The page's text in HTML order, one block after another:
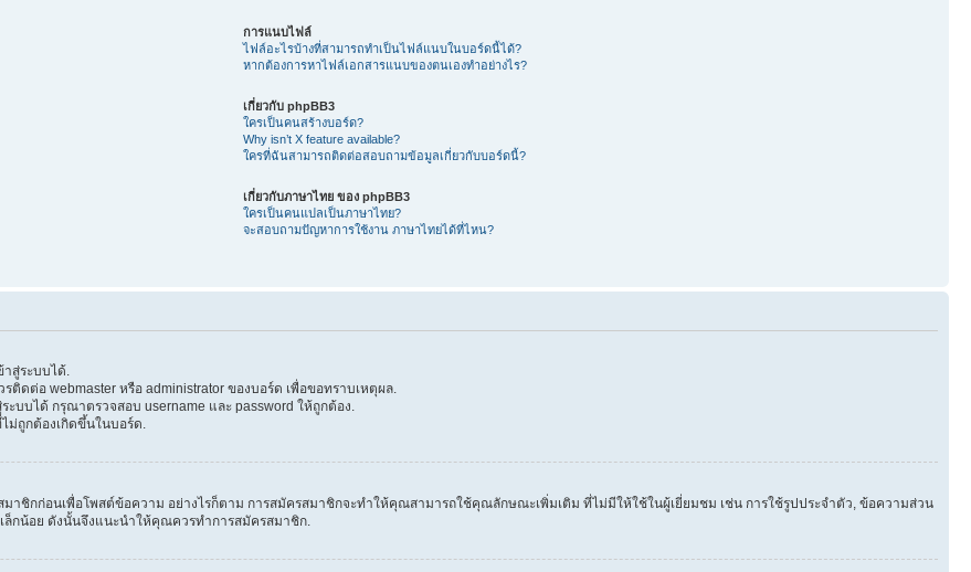
การแนบไฟล์
ไฟล์อะไรบ้างที่สามารถทำเป็นไฟล์แนบในบอร์ดนี้ได้?
หากต้องการหาไฟล์เอกสารแนบของตนเองทำอย่างไร?
เกี่ยวกับ phpBB3
ใครเป็นคนสร้างบอร์ด?
Why isn’t X feature available?
ใครที่ฉันสามารถติดต่อสอบถามข้อมูลเกี่ยวกับบอร์ดนี้?
เกี่ยวกับภาษาไทย ของ phpBB3
ใครเป็นคนแปลเป็นภาษาไทย?
จะสอบถามปัญหาการใช้งาน ภาษาไทยได้ที่ไหน?
สู่ระบบได้.
ต่อ webmaster หรือ administrator ของบอร์ด เพื่อขอทราบเหตุผล.
บได้ กรุณาตรวจสอบ username และ password ให้ถูกต้อง.
ม่ถูกต้องเกิดขึ้นในบอร์ด.
ชิกก่อนเพื่อโพสต์ข้อความ อย่างไรก็ตาม การสมัครสมาชิกจะทำให้คุณสามารถใช้คุณลักษณะเพิ่มเติม ที่ไม่มีให้ใช้ในผู้เยี่ยมชม เช่น การใช้รูปประจำตัว, ข้อความส่วน
ล็กน้อย ดังนั้นจึงแนะนำให้คุณควรทำการสมัครสมาชิก.